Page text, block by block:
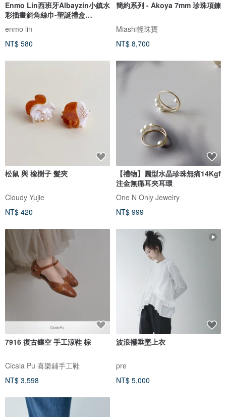
Enmo Lin西班牙Albayzin小鎮水
彩插畫斜角絲巾-聖誕禮盒
Christmas
enmo lin
NT$ 580
簡約系列 - Akoya 7mm 珍珠項鍊
Miashi輕珠寶
NT$ 8,700
松鼠 與 橡樹子 髮夾
Cloudy Yujie
NT$ 420
【禮物】圓型水晶珍珠無痛14Kgf
注金無痛耳夾耳環
One N Only Jewelry
NT$ 999
7916 復古鑲空 手工涼鞋 棕
Cicala Pu 喜樂鋪手工鞋
NT$ 3,598
波浪襬垂墜上衣
pre
NT$ 5,000